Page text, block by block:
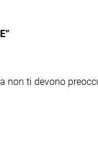
non ti devono